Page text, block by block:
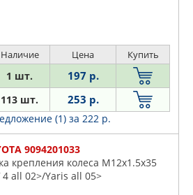
Наличие Цена Купить
1 шт. 197 р.
113 шт. 253 р.
(1) за 222 р.
9094201033
крепления колеса M12x1.5x35
4 all 02>/Yaris all 05>